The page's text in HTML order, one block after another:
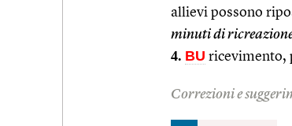
allievi possono
minuti di
4. BU ricevimento,
Correzioni e